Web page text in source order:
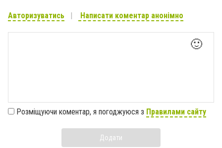
Авторизуватись Написати коментар анонімно
🙂
Розміщуючи коментар, я погоджуюся з Правилами сайту
Додати